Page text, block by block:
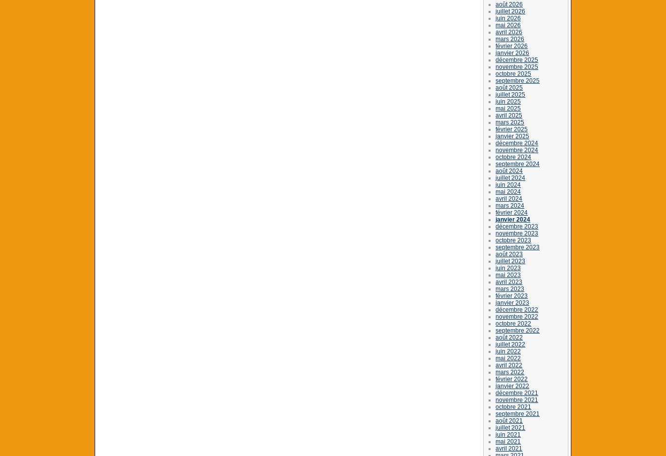
août 2026
juillet 2026
juin 2026
mai 2026
avril 2026
mars 2026
février 2026
janvier 2026
décembre 2025
novembre 2025
octobre 2025
septembre 2025
août 2025
juillet 2025
juin 2025
mai 2025
avril 2025
mars 2025
février 2025
janvier 2025
décembre 2024
novembre 2024
octobre 2024
septembre 2024
août 2024
juillet 2024
juin 2024
mai 2024
avril 2024
mars 2024
février 2024
janvier 2024
décembre 2023
novembre 2023
octobre 2023
septembre 2023
août 2023
juillet 2023
juin 2023
mai 2023
avril 2023
mars 2023
février 2023
janvier 2023
décembre 2022
novembre 2022
octobre 2022
septembre 2022
août 2022
juillet 2022
juin 2022
mai 2022
avril 2022
mars 2022
février 2022
janvier 2022
décembre 2021
novembre 2021
octobre 2021
septembre 2021
août 2021
juillet 2021
juin 2021
mai 2021
avril 2021